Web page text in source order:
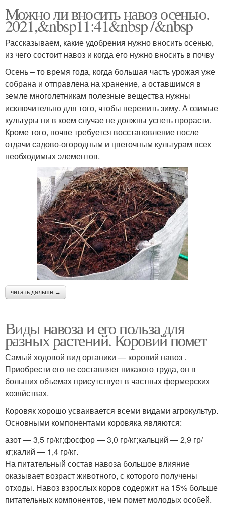
Можно ли вносить навоз осенью.
2021,&nbsp11:41&nbsp /&nbsp
Рассказываем, какие удобрения нужно вносить осенью,
из чего состоит навоз и когда его нужно вносить в почву
Осень – то время года, когда большая часть урожая уже
собрана и отправлена на хранение, а оставшимся в
земле многолетникам полезные вещества нужны
исключительно для того, чтобы пережить зиму. А озимые
культуры ни в коем случае не должны успеть прорасти.
Кроме того, почве требуется восстановление после
отдачи садово-огородным и цветочным культурам всех
необходимых элементов.
читать дальше →
Виды навоза и его польза для
разных растений. Коровий помет
Самый ходовой вид органики — коровий навоз .
Приобрести его не составляет никакого труда, он в
больших объемах присутствует в частных фермерских
хозяйствах.
Коровяк хорошо усваивается всеми видами агрокультур.
Основными компонентами коровяка являются:
азот — 3,5 гр/кг;фосфор — 3,0 гр/кг;кальций — 2,9 гр/
кг;калий — 1,4 гр/кг.
На питательный состав навоза большое влияние
оказывает возраст животного, с которого получены
отходы. Навоз взрослых коров содержит на 15% больше
питательных компонентов, чем помет молодых особей.